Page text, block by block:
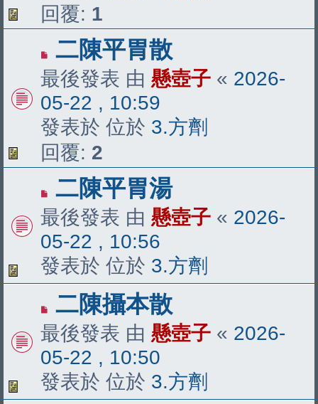
回覆: 1
有
新
文
章
二陳平胃散
最後發表 由 懸壺子 « 2026-
05-22 , 10:59
發表於 位於 3.方劑
回覆: 2
有
新
文
章
二陳平胃湯
最後發表 由 懸壺子 « 2026-
05-22 , 10:56
發表於 位於 3.方劑
有
新
文
章
二陳攝本散
最後發表 由 懸壺子 « 2026-
05-22 , 10:50
發表於 位於 3.方劑